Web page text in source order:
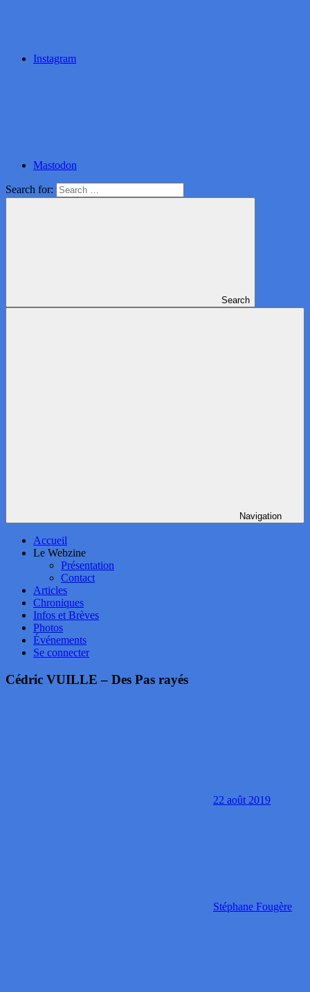
Instagram
Mastodon
Search for:
Search
Navigation
Accueil
Le Webzine
Présentation
Contact
Articles
Chroniques
Infos et Brèves
Photos
Événements
Se connecter
Cédric VUILLE – Des Pas rayés
22 août 2019
Stéphane Fougère